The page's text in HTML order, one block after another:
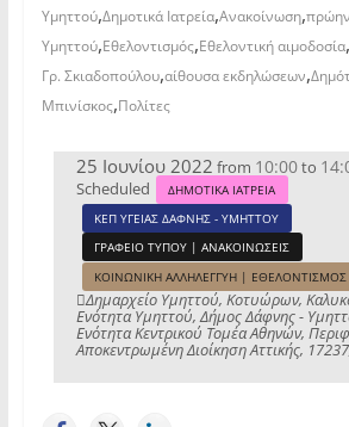
Υμηττού,Δημοτικά Ιατρεία,Ανακοίνωση,
Υμηττού,Εθελοντισμός,Εθελοντική αιμοδοσία,
Γρ. Σκιαδοπούλου,αίθουσα εκδηλώσεων,
Μπινίσκος,Πολίτες
25 Ιουνίου 2022 from 10:00to
Scheduled
ΔΗΜΟΤΙΚΑ ΙΑΤΡΕΙΑ
ΚΕΠ ΥΓΕΙΑΣ ΔΑΦΝΗΣ - ΥΜΗΤΤΟΥ
ΓΡΑΦΕΙΟ ΤΥΠΟΥ | ΑΝΑΚΟΙΝΩΣΕΙΣ
ΚΟΙΝΩΝΙΚΗ ΑΛΛΗΛΕΓΓΥΗ | ΕΘΕΛΟΝΤΙΣΜΟΣ
Δημαρχείο Υμηττού, Κοτυώρων,
Ενότητα Υμηττού, Δήμος Δάφνης -
Ενότητα Κεντρικού Τομέα Αθηνών,
Αποκεντρωμένη Διοίκηση Αττικής,